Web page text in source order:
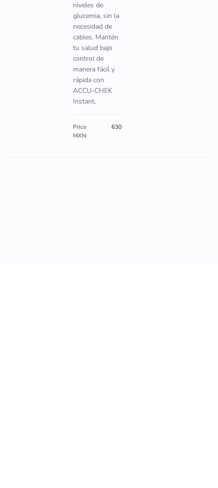
niveles de
glucemia, sin la
necesidad de
cables. Mantén
tu salud bajo
control de
manera fácil y
rápida con
ACCU-CHEK
Instant.
Price
MXN:
630